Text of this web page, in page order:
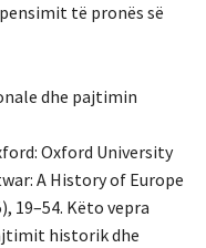
të pronës së
dhe pajtimin
Oxford University
A History of Europe
19–54. Këto vepra
historik dhe